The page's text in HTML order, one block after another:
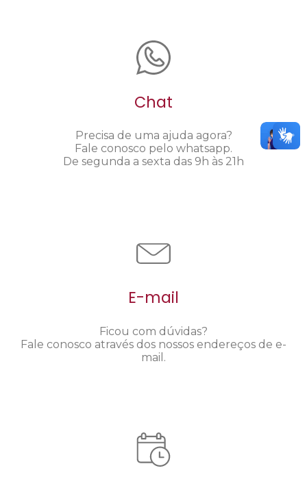
Chat
Precisa de uma ajuda agora?
Fale conosco pelo whatsapp.
De segunda a sexta das 9h às 21h
E-mail
Ficou com dúvidas?
Fale conosco através dos nossos endereços de e-
mail.